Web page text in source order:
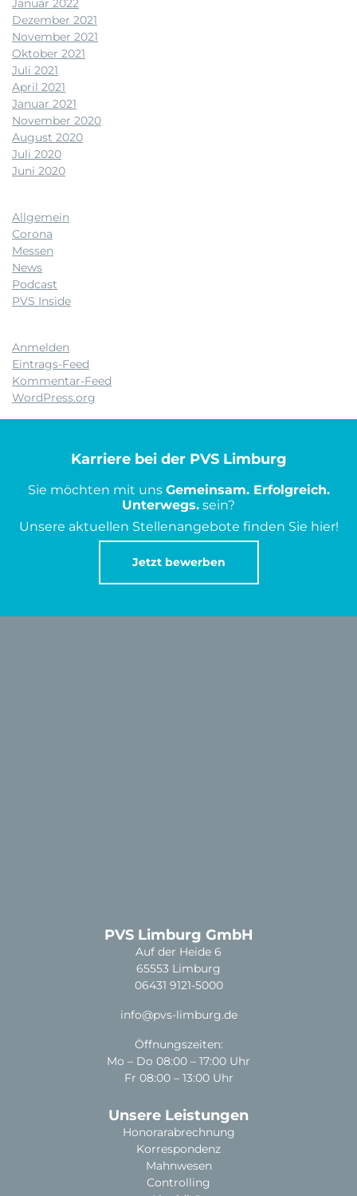
Januar 2022
Dezember 2021
November 2021
Oktober 2021
Juli 2021
April 2021
Januar 2021
November 2020
August 2020
Juli 2020
Juni 2020
Allgemein
Corona
Messen
News
Podcast
PVS Inside
Anmelden
Eintrags-Feed
Kommentar-Feed
WordPress.org
Karriere bei der PVS Limburg
Sie möchten mit uns Gemeinsam. Erfolgreich.
Unterwegs. sein?
Unsere aktuellen Stellenangebote finden Sie hier!
Jetzt bewerben
PVS Limburg GmbH
Auf der Heide 6
65553 Limburg
06431 9121-5000
info@pvs-limburg.de
Öffnungszeiten:
Mo – Do 08:00 – 17:00 Uhr
Fr 08:00 – 13:00 Uhr
Unsere Leistungen
Honorarabrechnung
Korrespondenz
Mahnwesen
Controlling